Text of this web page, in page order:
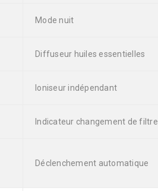
Mode nuit
Diffuseur huiles essentielles
Ioniseur indépendant
Indicateur changement de filtre
Déclenchement automatique